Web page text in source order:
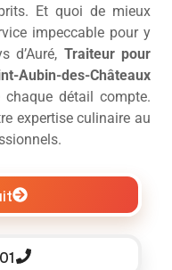
Et quoi de mieux
impeccable pour y
d’Auré, Traiteur pour
Aubin-des-Châteaux
détail compte.
expertise culinaire au